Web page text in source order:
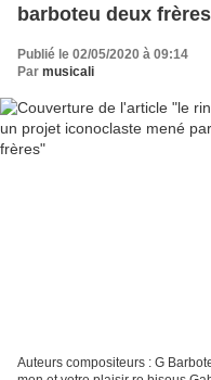
barboteu deux frères
Publié le 02/05/2020 à 09:14
Par musicali
Auteurs compositeurs : G